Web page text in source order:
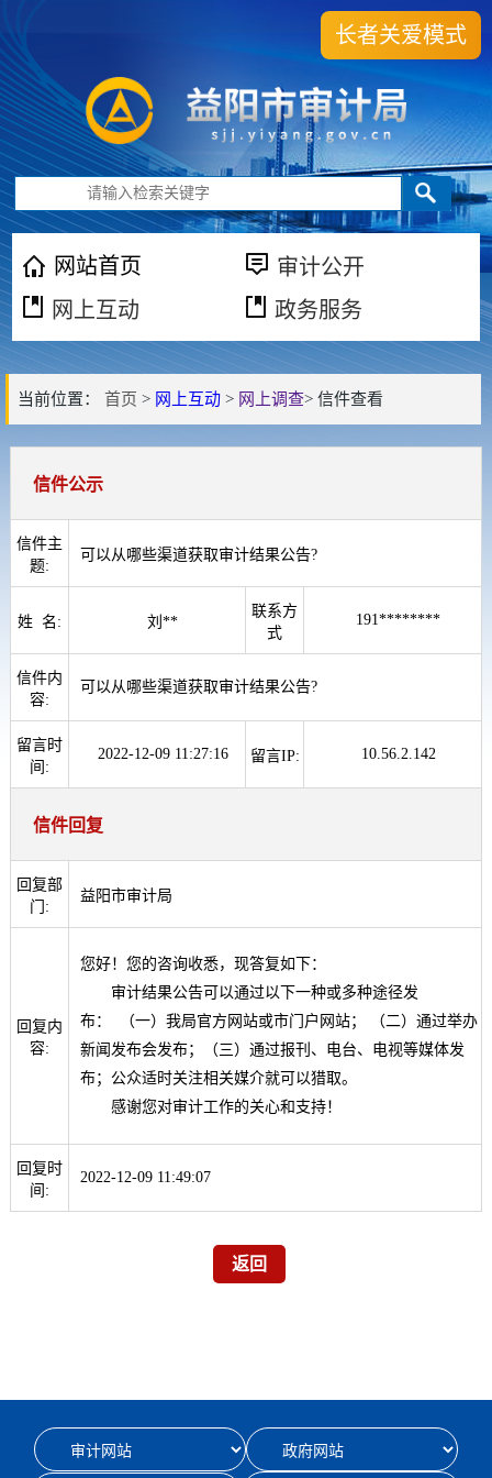
长者关爱模式
网站首页
审计公开
网上互动
政务服务
当前位置： 首页 > 网上互动 > 网上调查> 信件查看
信件公示
信件主
题:
可以从哪些渠道获取审计结果公告?
姓 名: 刘**
联系方
式
191********
信件内
容:
可以从哪些渠道获取审计结果公告?
留言时
间:
2022-12-09 11:27:16 留言IP: 10.56.2.142
信件回复
回复部
门:
益阳市审计局
回复内
容:
您好！您的咨询收悉，现答复如下：
审计结果公告可以通过以下一种或多种途径发
布： （一）我局官方网站或市门户网站； （二）通过举办
新闻发布会发布；（三）通过报刊、电台、电视等媒体发
布；公众适时关注相关媒介就可以猎取。
感谢您对审计工作的关心和支持！
回复时
间:
2022-12-09 11:49:07